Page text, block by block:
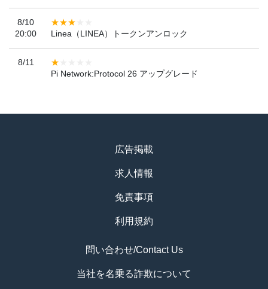
8/10
20:00
Linea（LINEA）トークンアンロック
8/11
Pi Network:Protocol 26 アップグレード
広告掲載
求人情報
免責事項
利用規約
問い合わせ/Contact Us
当社を名乗る詐欺について